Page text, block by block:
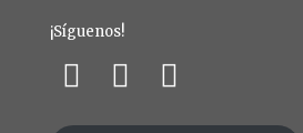
¡Síguenos!